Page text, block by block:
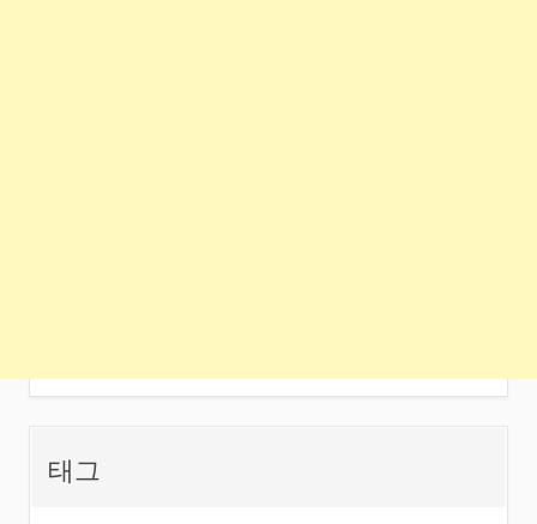
태그